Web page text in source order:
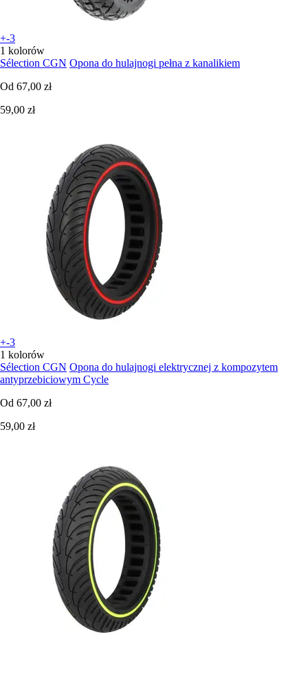
+-3
1 kolorów
Sélection CGN Opona do hulajnogi pełna z kanalikiem
Od 67,00 zł
59,00 zł
+-3
1 kolorów
Sélection CGN Opona do hulajnogi elektrycznej z kompozytem
antyprzebiciowym Cycle
Od 67,00 zł
59,00 zł